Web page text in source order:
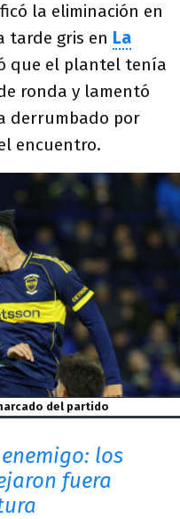
la eliminación en
tarde gris en La
que el plantel tenía
ronda y lamentó
derrumbado por
encuentro.
del partido
los
fuera